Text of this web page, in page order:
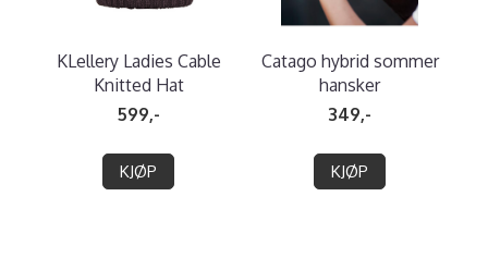
KLellery Ladies Cable
Knitted Hat
599,-
KJØP
Catago hybrid sommer
hansker
349,-
KJØP